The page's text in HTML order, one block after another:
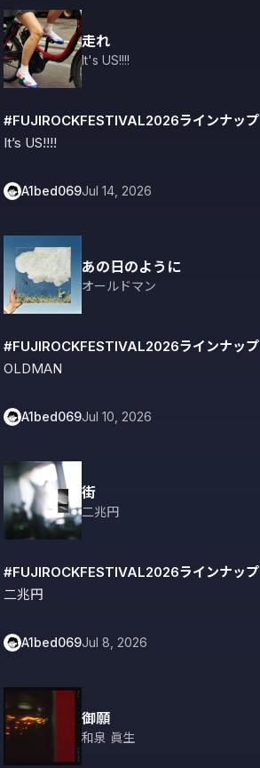
走れ
It's US!!!!
#FUJIROCKFESTIVAL2026ラインナップ
It’s US!!!!
A1bed069Jul 14, 2026
あの日のように
オールドマン
#FUJIROCKFESTIVAL2026ラインナップ
OLDMAN
A1bed069Jul 10, 2026
街
二兆円
#FUJIROCKFESTIVAL2026ラインナップ
二兆円
A1bed069Jul 8, 2026
御願
和泉 眞生